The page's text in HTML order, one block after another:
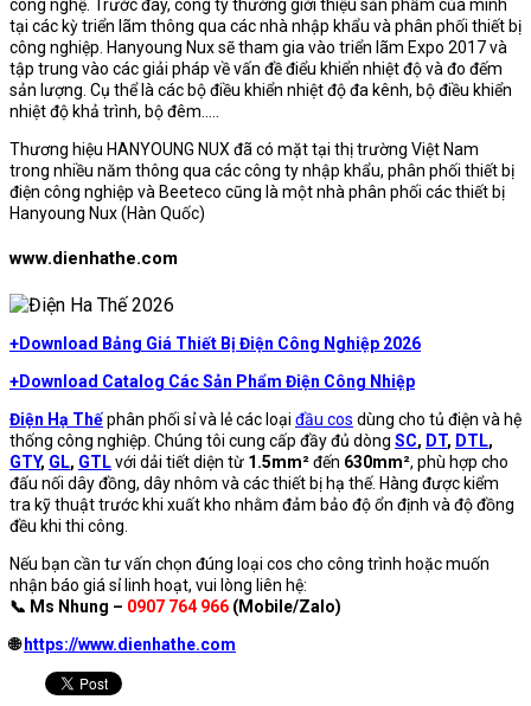
công nghệ. Trước đây, công ty thường giới thiệu sản phẩm của mình
tại các kỳ triển lãm thông qua các nhà nhập khẩu và phân phối thiết bị
công nghiệp. Hanyoung Nux sẽ tham gia vào triển lãm Expo 2017 và
tập trung vào các giải pháp về vấn đề điểu khiển nhiệt độ và đo đếm
sản lượng. Cụ thể là các bộ điều khiển nhiệt độ đa kênh, bộ điều khiển
nhiệt độ khả trình, bộ đêm..…
Thương hiệu HANYOUNG NUX đã có mặt tại thị trường Việt Nam
trong nhiều năm thông qua các công ty nhập khẩu, phân phối thiết bị
điện công nghiệp và Beeteco cũng là một nhà phân phối các thiết bị
Hanyoung Nux (Hàn Quốc)
www.dienhathe.com
+Download Bảng Giá Thiết Bị Điện Công Nghiệp 2026
+Download Catalog Các Sản Phẩm Điện Công Nhiệp
Điện Hạ Thếphân phối sỉ và lẻ các loại đầu cos dùng cho tủ điện và hệ
thống công nghiệp. Chúng tôi cung cấp đầy đủ dòng SC, DT, DTL,
GTY, GL, GTLvới dải tiết diện từ 1.5mm²đến 630mm², phù hợp cho
đấu nối dây đồng, dây nhôm và các thiết bị hạ thế. Hàng được kiểm
tra kỹ thuật trước khi xuất kho nhằm đảm bảo độ ổn định và độ đồng
đều khi thi công.
Nếu bạn cần tư vấn chọn đúng loại cos cho công trình hoặc muốn
nhận báo giá sỉ linh hoạt, vui lòng liên hệ:
📞 Ms Nhung – 0907 764 966 (Mobile/Zalo)
🌐 https://www.dienhathe.com